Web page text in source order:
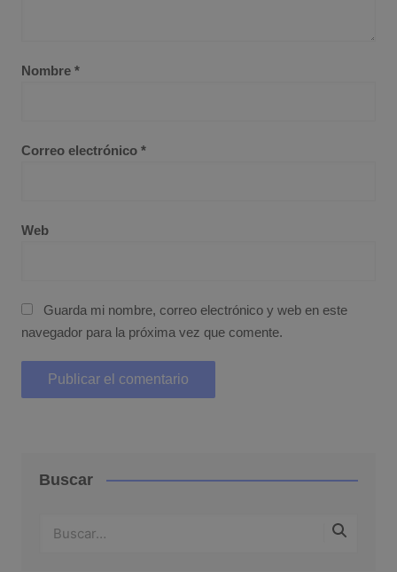
Nombre *
Correo electrónico *
Web
Guarda mi nombre, correo electrónico y web en este
navegador para la próxima vez que comente.
Buscar